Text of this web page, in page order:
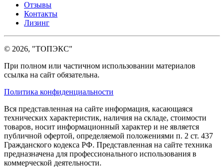
Отзывы
Контакты
Лизинг
© 2026, "ТОПЭКС"
При полном или частичном использовании материалов
ссылка на сайт обязательна.
Политика конфиденциальности
Вся представленная на сайте информация, касающаяся
технических характеристик, наличия на складе, стоимости
товаров, носит информационный характер и не является
публичной офертой, определяемой положениями п. 2 ст. 437
Гражданского кодекса РФ. Представленная на сайте техника
предназначена для профессионального использования в
коммерческой деятельности.